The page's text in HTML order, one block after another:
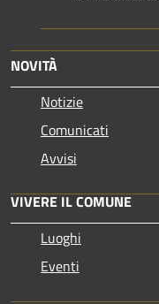
NOVITÀ
Notizie
Comunicati
Avvisi
VIVERE IL COMUNE
Luoghi
Eventi